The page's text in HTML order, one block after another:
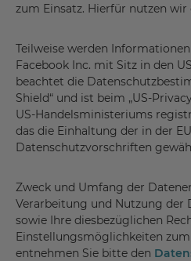
zum Einsatz. Hierfür nutzen wir
Teilweise werden
Facebook Inc. mit Sitz in den
beachtet die
Shield“ und ist beim „US-
US-Handelsministeriums
das die Einhaltung der in der
Datenschutzvorschriften
Zweck und Umfang der
Verarbeitung und Nutzung der
sowie Ihre diesbezüglichen
Einstellungsmöglichkeiten
entnehmen Sie bitte den